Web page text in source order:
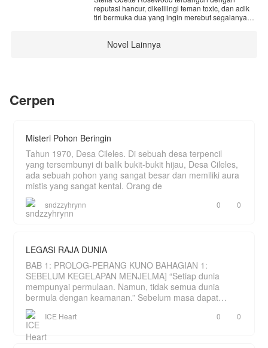
Merasa ketulusannya di khianati, Ella akhirnya
menerima pinangan pria yang selama ini diam-
diam mencintainya..
itu? Atau justru sebaliknya??
reputasi hancur, dikelilingi teman toxic, dan adik
tiri bermuka dua yang ingin merebut segalanya
Satu-satunya jalan keluar adalah "Vix", sistem
terlihat tak peduli. Namun, di balik kelakuan
absurd dan omelan Stella pada sesuatu yang tak
kasatmata, Neo melihat sosok wanita cerdas yang
mati-matian berjuang sendirian.
Saat bahaya sesungguhnya dari intrik keluarga
mulai mengancam nyawa Stella, sang CEO
Novel Lainnya
Cerpen
Misteri Pohon Beringin
Tahun 1970, Desa Cileles. Di sebuah desa terpencil
yang tersembunyi di balik bukit-bukit hijau, Desa Cileles,
ada sebuah pohon yang sangat besar dan memiliki aura
mistis yang sangat kental. Orang de
sndzzyhrynn 0 0
LEGASI RAJA DUNIA
BAB 1: PROLOG-PERANG KUNO BAHAGIAN 1:
SEBELUM KEGELAPAN MENJELMA] “Setiap dunia
mempunyai permulaan. Namun, tidak semua dunia
bermula dengan keamanan.” Sebelum masa dapat
dihitung, hanya wujud sebu
ICE Heart 0 0